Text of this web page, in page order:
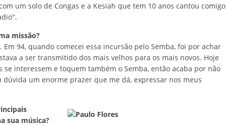
um solo de Congas e a Kesiah que tem 10 anos cantou comigo
missão?
94, quando comecei essa incursão pelo Semba, foi por achar
a ser transmitido dos mais velhos para os mais novos. Hoje
interessem e toquem também o Semba, então acaba por não
um enorme prazer que me dá, expressar nos meus
sua música?